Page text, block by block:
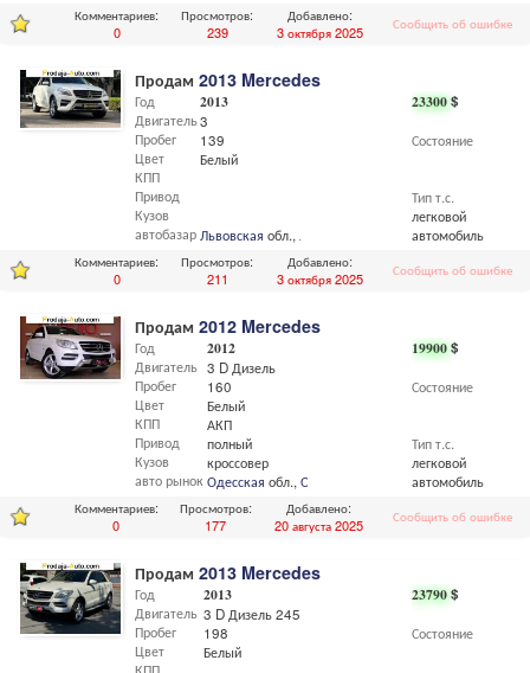
Комментариев:
0
Просмотров:
239
Добавлено:
3 октября 2025
Сообщить об ошибке
Продам 2013 Mercedes
23300$
Состояние
Тип т.с.
легковой
автомобиль
Год
Двигатель
Пробег
Цвет
КПП
Привод
Кузов
автобазар
2013
3
139
Белый
Львовская обл.,Львов
Комментариев:
0
Просмотров:
211
Добавлено:
3 октября 2025
Сообщить об ошибке
Продам 2012 Mercedes
19900$
Состояние
Тип т.с.
легковой
автомобиль
Год
Двигатель
Пробег
Цвет
КПП
Привод
Кузов
авто рынок
2012
3 D Дизель
160
Белый
АКП
полный
кроссовер
Одесская обл.,Одесса
Комментариев:
0
Просмотров:
177
Добавлено:
20 августа 2025
Сообщить об ошибке
Продам 2013 Mercedes
23790$
Состояние
Год
Двигатель
Пробег
Цвет
2013
3 D Дизель 245 л.с
198
Белый